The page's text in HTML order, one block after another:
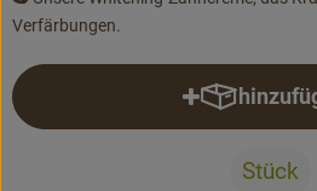
Über uns
Verfärbungen.
Stück